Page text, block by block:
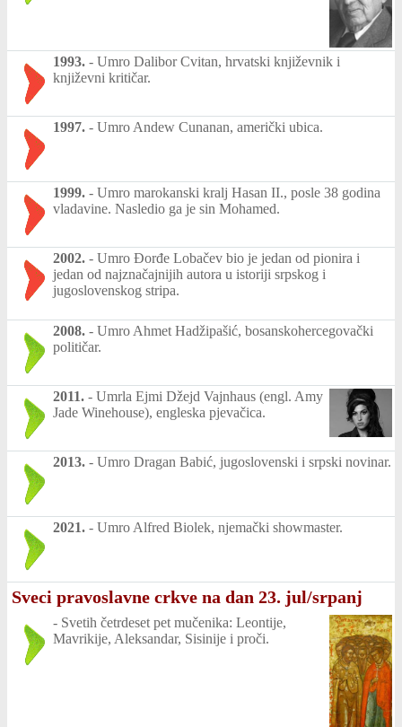
1993. - Umro Dalibor Cvitan, hrvatski književnik i
književni kritičar.
1997. - Umro Andew Cunanan, američki ubica.
1999. - Umro marokanski kralj Hasan II., posle 38 godina
vladavine. Nasledio ga je sin Mohamed.
2002. - Umro Đorđe Lobačev bio je jedan od pionira i
jedan od najznačajnijih autora u istoriji srpskog i
jugoslovenskog stripa.
2008. - Umro Ahmet Hadžipašić, bosanskohercegovački
političar.
2011. - Umrla Ejmi Džejd Vajnhaus (engl. Amy
Jade Winehouse), engleska pjevačica.
2013. - Umro Dragan Babić, jugoslovenski i srpski novinar.
2021. - Umro Alfred Biolek, njemački showmaster.
Sveci pravoslavne crkve na dan 23. jul/srpanj
- Svetih četrdeset pet mučenika: Leontije,
Mavrikije, Aleksandar, Sisinije i proči.